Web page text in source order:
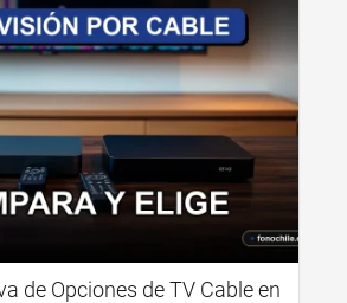
de Opciones de TV Cable en